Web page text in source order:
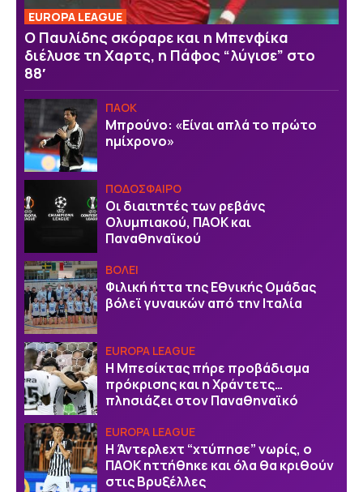
EUROPA LEAGUE
Ο Παυλίδης σκόραρε και η Μπενφίκα
διέλυσε τη Χαρτς, η Πάφος “λύγισε” στο
88′
ΠΑΟΚ
Μπρούνο: «Είναι απλά το πρώτο
ημίχρονο»
ΠΟΔΟΣΦΑΙΡΟ
Οι διαιτητές των ρεβάνς
Ολυμπιακού, ΠΑΟΚ και
Παναθηναϊκού
ΒOΛΕΙ
Φιλική ήττα της Εθνικής Ομάδας
βόλεϊ γυναικών από την Ιταλία
EUROPA LEAGUE
Η Μπεσίκτας πήρε προβάδισμα
πρόκρισης και η Χράντετς…
πλησιάζει στον Παναθηναϊκό
EUROPA LEAGUE
Η Άντερλεχτ “χτύπησε” νωρίς, ο
ΠΑΟΚ ηττήθηκε και όλα θα κριθούν
στις Βρυξέλλες